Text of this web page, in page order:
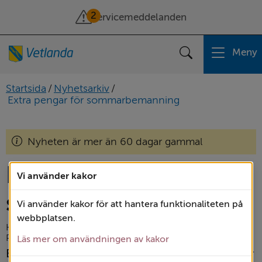
Vi använder kakor
Vi använder kakor för att hantera funktionaliteten på
webbplatsen.
Läs mer om användningen av kakor
2
Servicemeddelanden
Sök Meny
Startsida / Nyhetsarkiv /
Extra pengar för sommarbemanning
Nyheten är mer än 60 dagar gammal
Extra pengar för
sommarbemanning
Kommun och politik
Publicerad: 28 maj 2026
Behovet av personal inom vård och omsorg är